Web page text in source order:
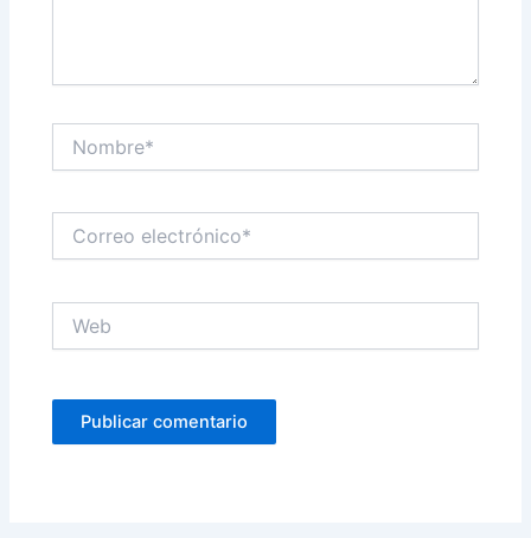
electrónico*